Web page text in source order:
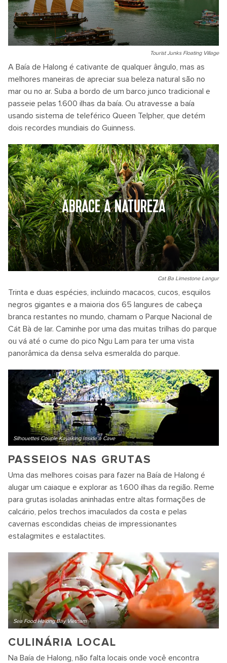
Tourist Junks Floating Village
A Baía de Halong é cativante de qualquer ângulo, mas as
melhores maneiras de apreciar sua beleza natural são no
mar ou no ar. Suba a bordo de um barco junco tradicional e
passeie pelas 1.600 ilhas da baía. Ou atravesse a baía
usando sistema de teleférico Queen Telpher, que detém
dois recordes mundiais do Guinness.
ABRACE A NATUREZA
Cat Ba Limestone Langur
Trinta e duas espécies, incluindo macacos, cucos, esquilos
negros gigantes e a maioria dos 65 langures de cabeça
branca restantes no mundo, chamam o Parque Nacional de
Cát Bà de lar. Caminhe por uma das muitas trilhas do parque
ou vá até o cume do pico Ngu Lam para ter uma vista
panorâmica da densa selva esmeralda do parque.
Silhouettes Couple Kayaking Inside a Cave
PASSEIOS NAS GRUTAS
Uma das melhores coisas para fazer na Baía de Halong é
alugar um caiaque e explorar as 1.600 ilhas da região. Reme
para grutas isoladas aninhadas entre altas formações de
calcário, pelos trechos imaculados da costa e pelas
cavernas escondidas cheias de impressionantes
estalagmites e estalactites.
Sea Food Halong Bay Vietnam
CULINÁRIA LOCAL
Na Baía de Halong, não falta locais onde você encontra